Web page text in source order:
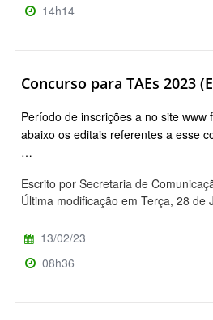
14h14
Concurso para TAEs 2023
Período de inscrições a no site www
abaixo os editais referentes a esse
…
Escrito por Secretaria de
Última modificação em Terça, 28 de
13/02/23
08h36